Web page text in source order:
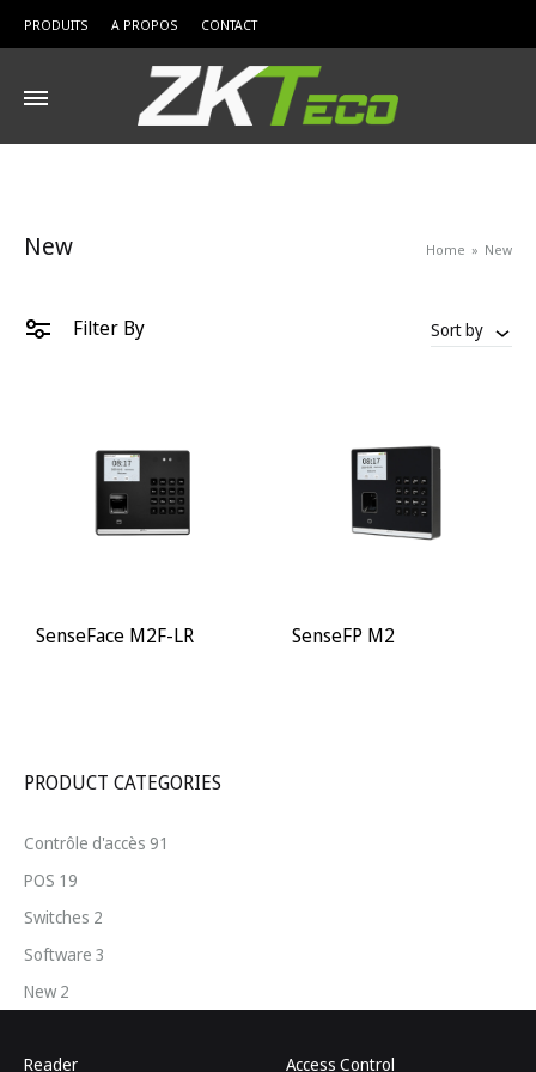
PRODUITS A PROPOS CONTACT
New Home » New
Filter By Sort by
SenseFace M2F-LR SenseFP M2
PRODUCT CATEGORIES
Contrôle d'accès 91
POS 19
Switches 2
Software 3
New 2
Reader Access Control